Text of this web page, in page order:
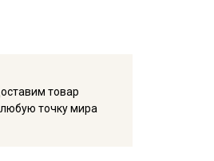
домашней
подкладочного
товар
точку мира